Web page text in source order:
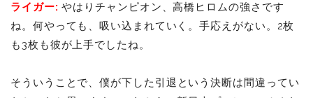
ライガー:やはりチャンピオン、高橋ヒロムの強さです
ね。何やっても、吸い込まれていく。手応えがない。2枚
も3枚も彼が上手でしたね。
そういうことで、僕が下した 引退という決断は間違ってい